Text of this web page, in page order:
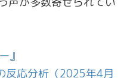
』
反応分析（2025年4月